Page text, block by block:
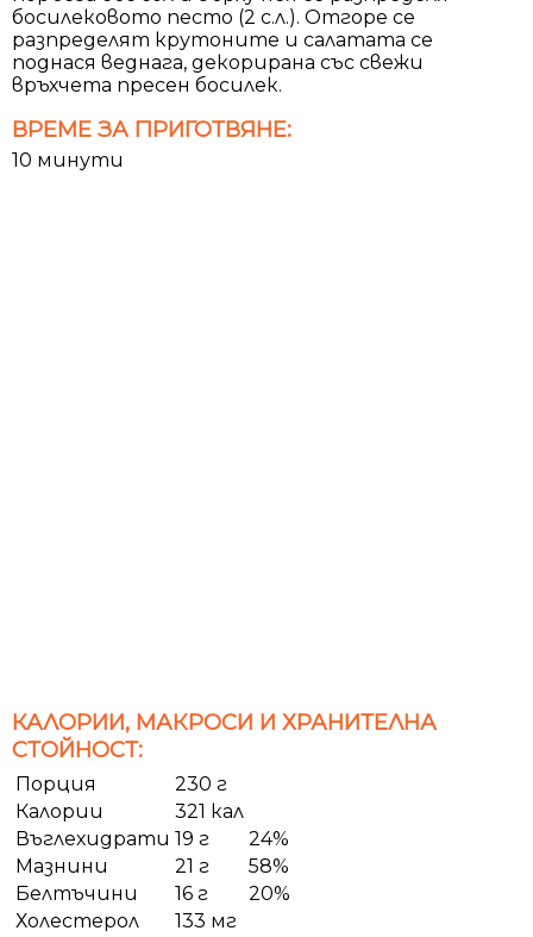
босилековото песто (2 с.л.). Отгоре се
разпределят крутоните и салатата се
поднася веднага, декорирана със свежи
връхчета пресен босилек.
ВРЕМЕ ЗА ПРИГОТВЯНЕ:
10 минути
КАЛОРИИ, МАКРОСИ И ХРАНИТЕЛНА
СТОЙНОСТ:
Порция
230 г
Калории
321 кал
Въглехидрати 19 г
24%
Мазнини
21 г
58%
Белтъчини
16 г
20%
Холестерол
133 мг